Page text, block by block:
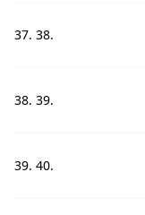
37. 38.
38. 39.
39. 40.